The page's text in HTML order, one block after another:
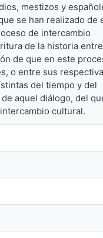
mestizos y
se han realizado de
de intercambio
de la historia
de que en este
o entre sus
del tiempo y del
aquel diálogo, del
cultural.